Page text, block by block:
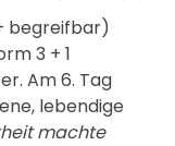
begreifbar)
3 + 1
Am 6. Tag
lebendige
machte